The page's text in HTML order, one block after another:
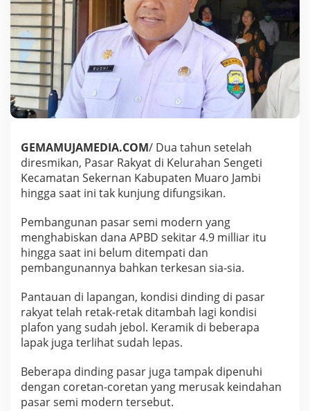
t
e
b
e
l
i
d
a
n
t
d
a
k
d
i
u
n
g
s
i
a
n
d
i
GEMAMUJAMEDIA.COM/ Dua tahun setelah
diresmikan, Pasar Rakyat di Kelurahan Sengeti
Kecamatan Sekernan Kabupaten Muaro Jambi
hingga saat ini tak kunjung difungsikan.
Pembangunan pasar semi modern yang
menghabiskan dana APBD sekitar 4.9 milliar itu
hingga saat ini belum ditempati dan
pembangunannya bahkan terkesan sia-sia.
Pantauan di lapangan, kondisi dinding di pasar
rakyat telah retak-retak ditambah lagi kondisi
plafon yang sudah jebol. Keramik di beberapa
lapak juga terlihat sudah lepas.
Beberapa dinding pasar juga tampak dipenuhi
dengan coretan-coretan yang merusak keindahan
pasar semi modern tersebut.